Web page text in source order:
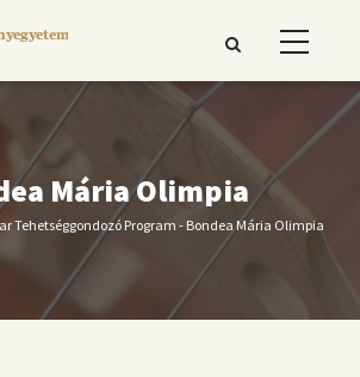
Mária Olimpia
Tehetséggondozó Program - Bondea Mária Olimpia